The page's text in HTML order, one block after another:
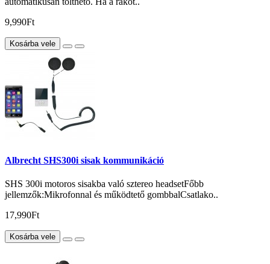
9,990Ft
Kosárba vele
Albrecht SHS300i sisak kommunikáció
SHS 300i motoros sisakba való sztereo headsetFőbb
jellemzők:Mikrofonnal és működtető gombbalCsatlako..
17,990Ft
Kosárba vele